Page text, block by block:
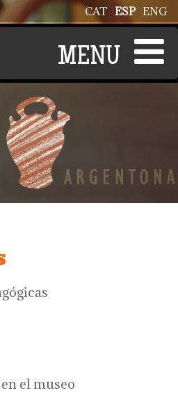
ENG
ESP
CAT
el museo